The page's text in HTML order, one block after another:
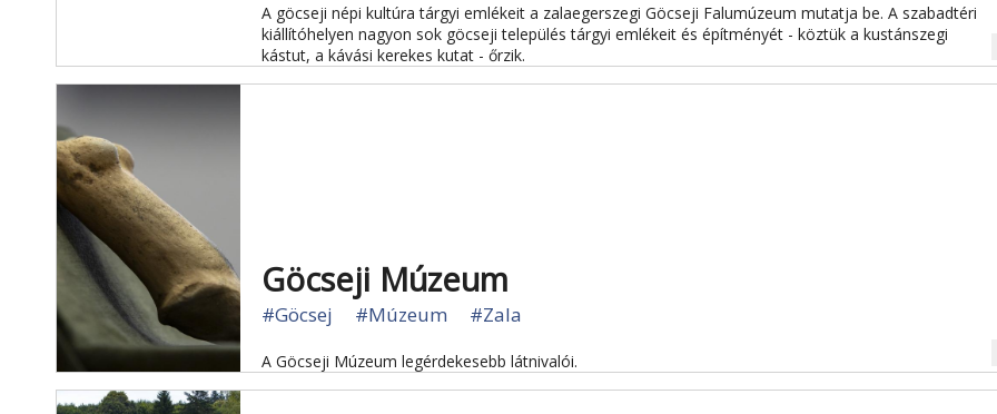
A göcseji népi kultúra tárgyi emlékeit a zalaegerszegi Göcseji Falumúzeum mutatja be. A szabadtéri
kiállítóhelyen nagyon sok göcseji település tárgyi emlékeit és építményét - köztük a kustánszegi
kástut, a kávási kerekes kutat - őrzik.
Göcseji Múzeum
#Göcsej #Múzeum #Zala
A Göcseji Múzeum legérdekesebb látnivalói.